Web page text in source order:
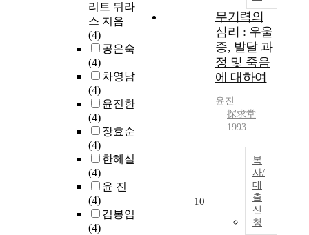
리트 뒤라
스 지음
(4)
공은숙
(4)
차영남
(4)
윤진한
(4)
장효순
(4)
한혜실
(4)
윤 진
(4)
김봉임
(4)
무기력의
심리 : 우울
증, 발달 과
정 및 죽음
에 대하여
윤진
探求堂
1993
복
사/
대
출
신
청
10